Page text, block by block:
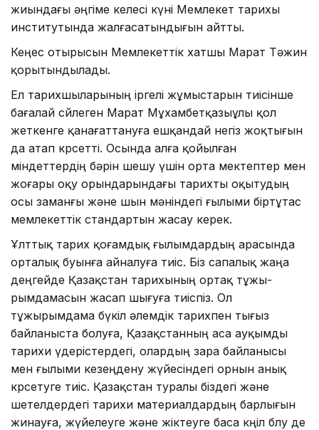
жиындағы әңгіме келесі күні Мемлекет тарихы
институтында жалғасатындығын айтты.
Кеңес отырысын Мемлекеттік хатшы Марат Тәжин
қорытындылады.
Ел тарихшыларының іргелі жұмыстарын тиісінше
бағалай сөйлеген Марат Мұхамбетқазыұлы қол
жеткенге қанағаттануға ешқандай негіз жоқтығын
да атап көрсетті. Осында алға қойылған
міндеттердің бәрін шешу үшін орта мектептер мен
жоғары оқу орындарындағы тарихты оқытудың
осы заманғы және шын мәніндегі ғылыми біртұтас
мемлекеттік стандартын жасау керек.
Ұлттық тарих қоғамдық ғылым­дар­дың арасында
орталық буынға айналуға тиіс. Біз сапалық жаңа
деңгейде Қазақстан тарихының ортақ тұжы­
рымдамасын жасап шығуға тиіспіз. Ол
тұжырымдама бүкіл әлемдік тарихпен тығыз
байланыста болуға, Қазақстанның аса ауқымды
тарихи үдерістердегі, олардың өзара байланысы
мен ғылыми кезеңдену жүйесіндегі орнын анық
көрсетуге тиіс. Қазақстан туралы біздегі және
шетелдердегі тарихи материалдардың барлығын
жинауға, жүйелеуге және жіктеуге баса көңіл бөлу де